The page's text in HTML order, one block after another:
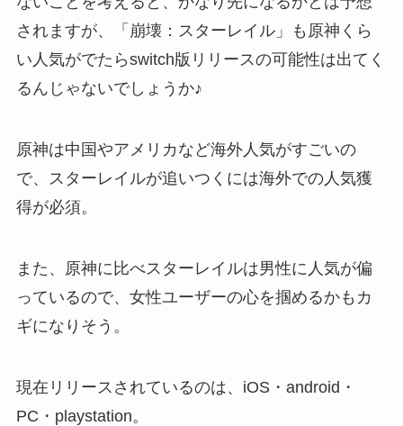
されますが、
「崩壊：スターレイル」も原神くら
い人気がでたらswitch版リリースの可能性は出てく
る んじゃないでしょうか♪
原神は中国やアメリカなど海外人気がすごいの
で、スターレイルが追いつくには海外での人気獲
得が必須。
また、原神に比べスターレイルは男性に人気が偏
っているので、女性ユーザーの心を掴めるかもカ
ギになりそう。
現在リリースされているのは、iOS・android・
PC・playstation。